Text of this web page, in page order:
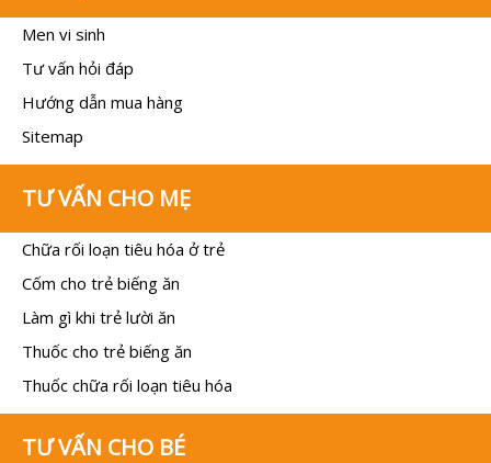
Men vi sinh
Tư vấn hỏi đáp
Hướng dẫn mua hàng
Sitemap
TƯ VẤN CHO MẸ
Chữa rối loạn tiêu hóa ở trẻ
Cốm cho trẻ biếng ăn
Làm gì khi trẻ lười ăn
Thuốc cho trẻ biếng ăn
Thuốc chữa rối loạn tiêu hóa
TƯ VẤN CHO BÉ